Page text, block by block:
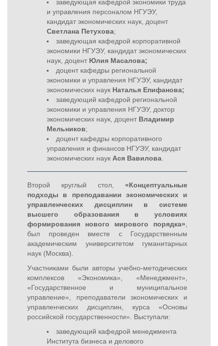
заведующая кафедрой экономики труда
и управления персоналом НГУЭУ,
кандидат экономических наук, доцент
Светлана Петухова;
заведующая кафедрой корпоративной
экономики НГУЭУ, кандидат экономических
наук, доцент Юлия Масалова;
доцент кафедры региональной
экономики и управления НГУЭУ, кандидат
экономических наук Наталья Епифанова;
заведующий кафедрой региональной
экономики и управления НГУЭУ, доктор
экономических наук, доцент Владимир
Мельников;
доцент кафедры корпоративного
управления и финансов НГУЭУ, кандидат
экономических наук Ася Вавилова
Второй круглый стол, «Концептуальные
подходы в преподавании экономических и
управленческих дисциплин в системе
высшего образования в условиях
формирования нового мирового порядка»
был проведен вместе с Государственным
академическим университетом гуманитарных
наук (Москва).
Участниками были авторы учебно-методических
комплексов «Экономика», «Менеджмент»,
«Государственное и муниципальное
управление», преподаватели экономических и
управленческих дисциплин, курса «Основы
российской государственности». Выступали:
заведующий кафедрой менеджмента
Института бизнеса и делового